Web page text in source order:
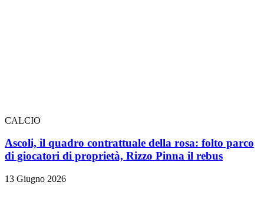
CALCIO
Ascoli, il quadro contrattuale della rosa: folto parco
di giocatori di proprietà, Rizzo Pinna il rebus
13 Giugno 2026